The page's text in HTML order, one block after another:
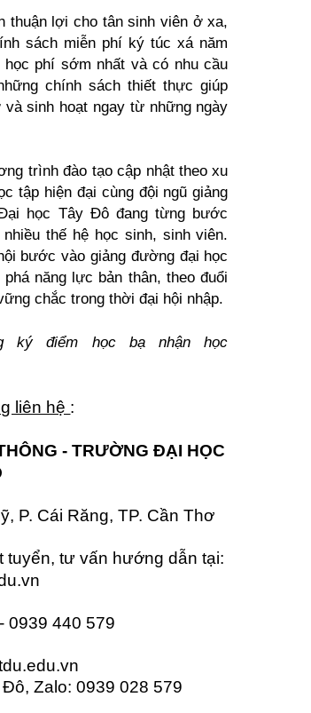
thuận lợi cho tân sinh viên ở xa,
sách miễn phí ký túc xá năm
phí sớm nhất và có nhu cầu
chính sách thiết thực giúp
sinh hoạt ngay từ những ngày
trình đào tạo cập nhật theo xu
tập hiện đại cùng đội ngũ giảng
học Tây Đô đang từng bước
thế hệ học sinh, sinh viên.
bước vào giảng đường đại học
năng lực bản thân, theo đuổi
chắc trong thời đại hội nhập.
ký điểm học bạ nhận học
liên hệ :
- TRƯỜNG ĐẠI HỌC
P. Cái Răng, TP. Cần Thơ
tuyển, tư vấn hướng dẫn tại:
0939 440 579
Zalo: 0939 028 579